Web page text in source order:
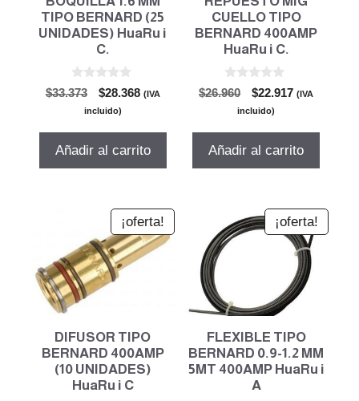
TIPO BERNARD (25
UNIDADES) HuaRu i
C.
0
d
$33.373
El
precio
era:
$28.368El
es:
(IVA
incluido)
Añadir al carrito
CUELLO TIPO
BERNARD 400AMP
HuaRu i C.
0
d
$26.960
El
precio
era:
$22.917El
es:
(IVA
incluido)
Añadir al carrito
¡oferta!
DIFUSOR TIPO
BERNARD 400AMP
(10 UNIDADES)
HuaRu i C
¡oferta!
FLEXIBLE TIPO
BERNARD 0.9-1.2 MM
5MT 400AMP HuaRu i
A